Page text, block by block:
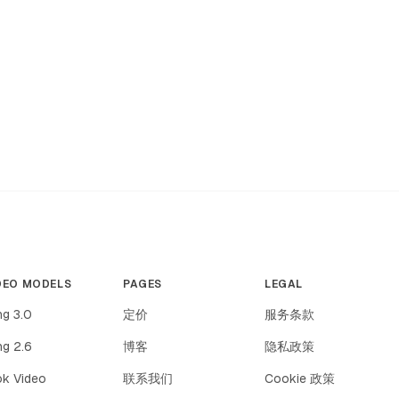
MODELS
3.0
2.6
Video
PAGES
定价
博客
联系我们
LEGAL
服务条款
隐私政策
Cookie 政策